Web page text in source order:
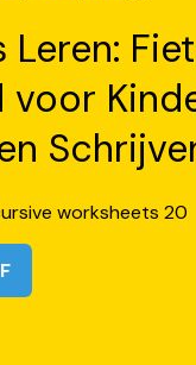
voor